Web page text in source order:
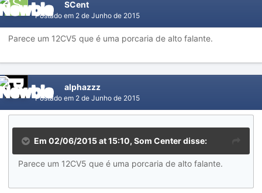
SCent
Postado em 2 de Junho de 2015
Parece um 12CV5 que é uma porcaria de alto falante.
alphazzz
Postado em 2 de Junho de 2015
Em 02/06/2015 at 15:10, Som Center disse:
Parece um 12CV5 que é uma porcaria de alto falante.